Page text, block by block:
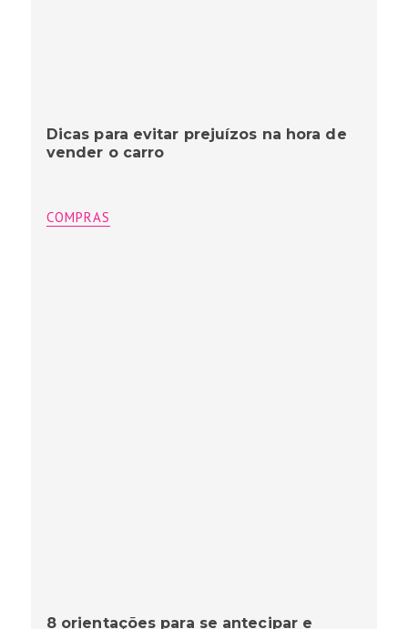
Dicas para evitar prejuízos na hora de
vender o carro
COMPRAS
8 orientações para se antecipar e